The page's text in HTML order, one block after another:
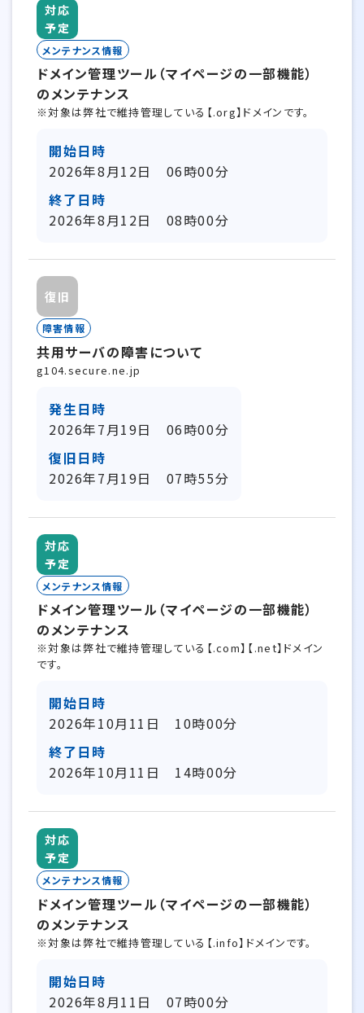
対応
予定
メンテナンス情報
ドメイン管理ツール（マイページの一部機能）
のメンテナンス
※対象は弊社で維持管理している【.org】ドメインです。
開始日時
2026年8月12日 06時00分
終了日時
2026年8月12日 08時00分
復旧
障害情報
共用サーバの障害について
g104.secure.ne.jp
発生日時
2026年7月19日 06時00分
復旧日時
2026年7月19日 07時55分
対応
予定
メンテナンス情報
ドメイン管理ツール（マイページの一部機能）
のメンテナンス
※対象は弊社で維持管理している【.com】【.net】ドメイン
です。
開始日時
2026年10月11日 10時00分
終了日時
2026年10月11日 14時00分
対応
予定
メンテナンス情報
ドメイン管理ツール（マイページの一部機能）
のメンテナンス
※対象は弊社で維持管理している【.info】ドメインです。
開始日時
2026年8月11日 07時00分